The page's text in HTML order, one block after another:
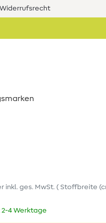
inkl. ges. MwSt. ( Stoffbreite
4 Werktage